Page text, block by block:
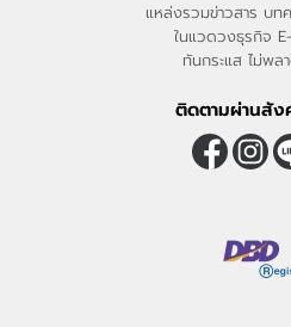
แหล่งรวมข่าวสาร บท
ในแวดวงธุรกิจ
ทันกระแส ไม่พล
ติดตามผ่านสัง